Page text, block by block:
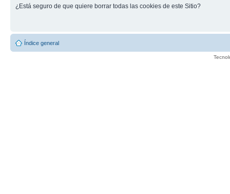
¿Está seguro de que quiere borrar todas las cookies de este Sitio?
Índice general